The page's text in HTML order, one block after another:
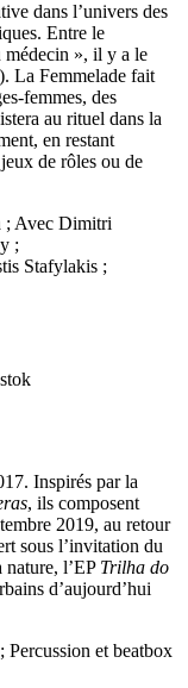
dans l’univers des
Entre le
médecin », il y a le
La Femmelade fait
femmes, des
au rituel dans la
en restant
de rôles ou de
; Avec Dimitri
;
Stafylakis ;
Inspirés par la
, ils composent
2019, au retour
sous l’invitation du
nature, l’EP Trilha do
d’aujourd’hui
; Percussion et beatbox